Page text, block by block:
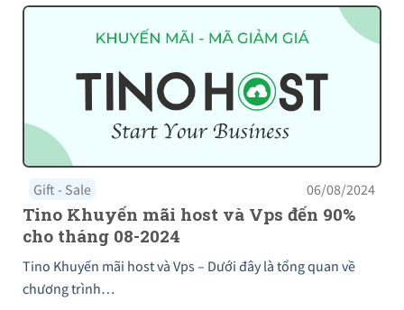
Gift - Sale 06/08/2024
Tino Khuyến mãi host và Vps đến 90%
cho tháng 08-2024
Tino Khuyến mãi host và Vps – Dưới đây là tổng quan về
chương trình…